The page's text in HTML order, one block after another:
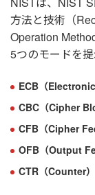
方法と技術（
Operation
5つのモードを提
ECB（
CBC（Cipher
CFB（Cipher
OFB（Output
CTR（Counter）